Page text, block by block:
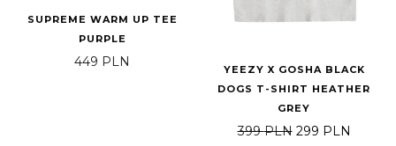
SUPREME WARM UP TEE
PURPLE
449 PLN
YEEZY X GOSHA BLACK
DOGS T-SHIRT HEATHER
GREY
399PLN Pierwotna cena
299 PLN